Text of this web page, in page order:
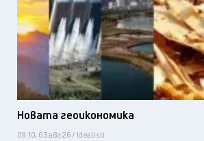
Новата геоикономика
09:10, 03 авг 26 / Idealisti